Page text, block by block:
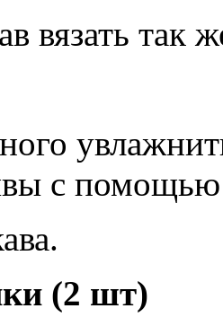
вязать так
с
(2 шт)